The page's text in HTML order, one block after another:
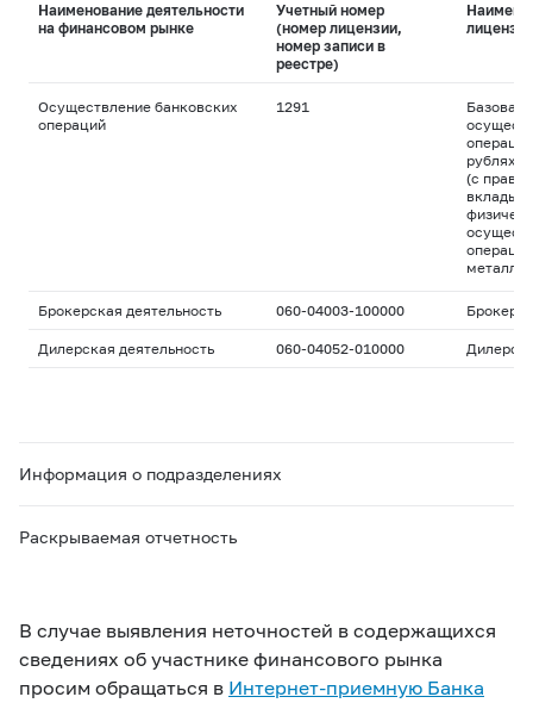
Наименование деятельности
на финансовом рынке
Учетный номер
(номер лицензии,
номер записи в
реестре)
лицензии
Осуществление банковских
операций
1291
Базовая
рублях и
(с
вклады
Брокерская деятельность 060-04003-100000
Дилерская деятельность 060-04052-010000
Информация о подразделениях
Раскрываемая отчетность
В случае выявления неточностей в содержащихся
сведениях об участнике финансового рынка
просим обращаться в Интернет-приемную Банка